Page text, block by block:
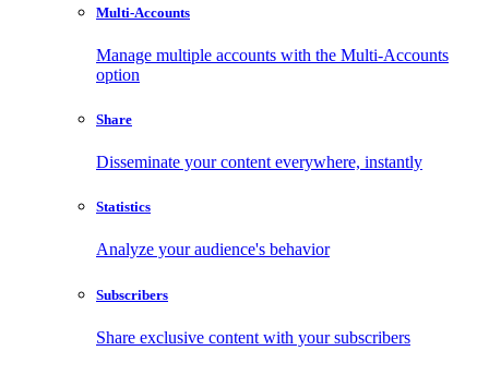
Multi-Accounts
Manage multiple accounts with the Multi-Accounts
option
Share
Disseminate your content everywhere, instantly
Statistics
Analyze your audience's behavior
Subscribers
Share exclusive content with your subscribers